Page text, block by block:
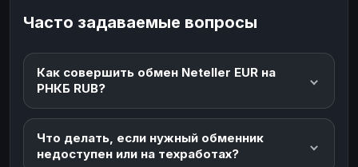
Часто задаваемые вопросы
Как совершить обмен Neteller EUR на
РНКБ RUB?
Что делать, если нужный обменник
недоступен или на техработах?